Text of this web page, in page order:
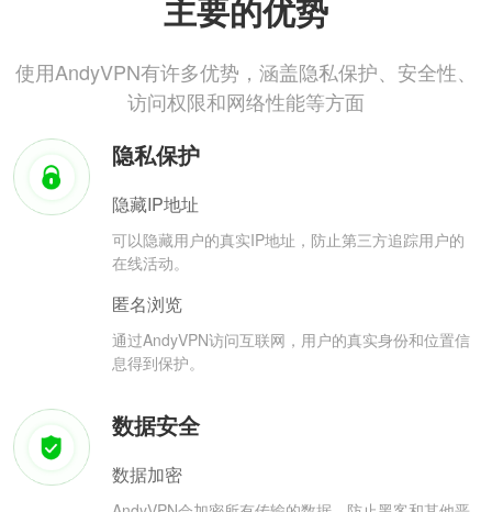
主要的优势
使用AndyVPN有许多优势，涵盖隐私保护、安全性、
访问权限和网络性能等方面
隐私保护
隐藏IP地址
可以隐藏用户的真实IP地址，防止第三方追踪用户的
在线活动。
匿名浏览
通过AndyVPN访问互联网，用户的真实身份和位置信
息得到保护。
数据安全
数据加密